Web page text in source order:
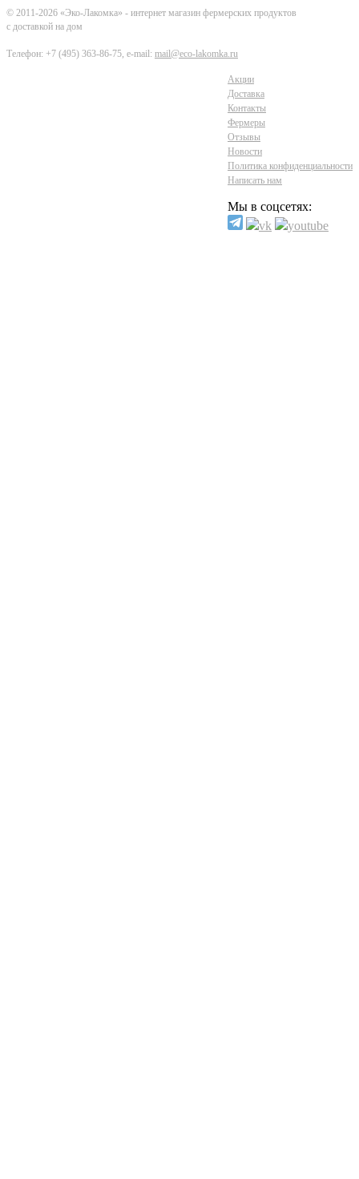
© 2011-2026 «Эко-Лакомка» - интернет магазин фермерских продуктов
с доставкой на дом
Телефон: +7 (495) 363-86-75, e-mail: mail@eco-lakomka.ru
Акции
Доставка
Контакты
Фермеры
Отзывы
Новости
Политика конфиденциальности
Написать нам
Мы в соцсетях: